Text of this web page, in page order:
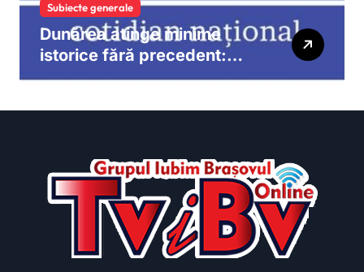
Subiecte generale
Dunărea atinge minime
istorice fără precedent:
măsuri urgente pentru